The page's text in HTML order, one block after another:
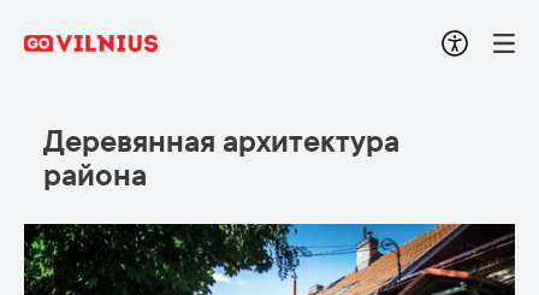
Деревянная архитектура
района